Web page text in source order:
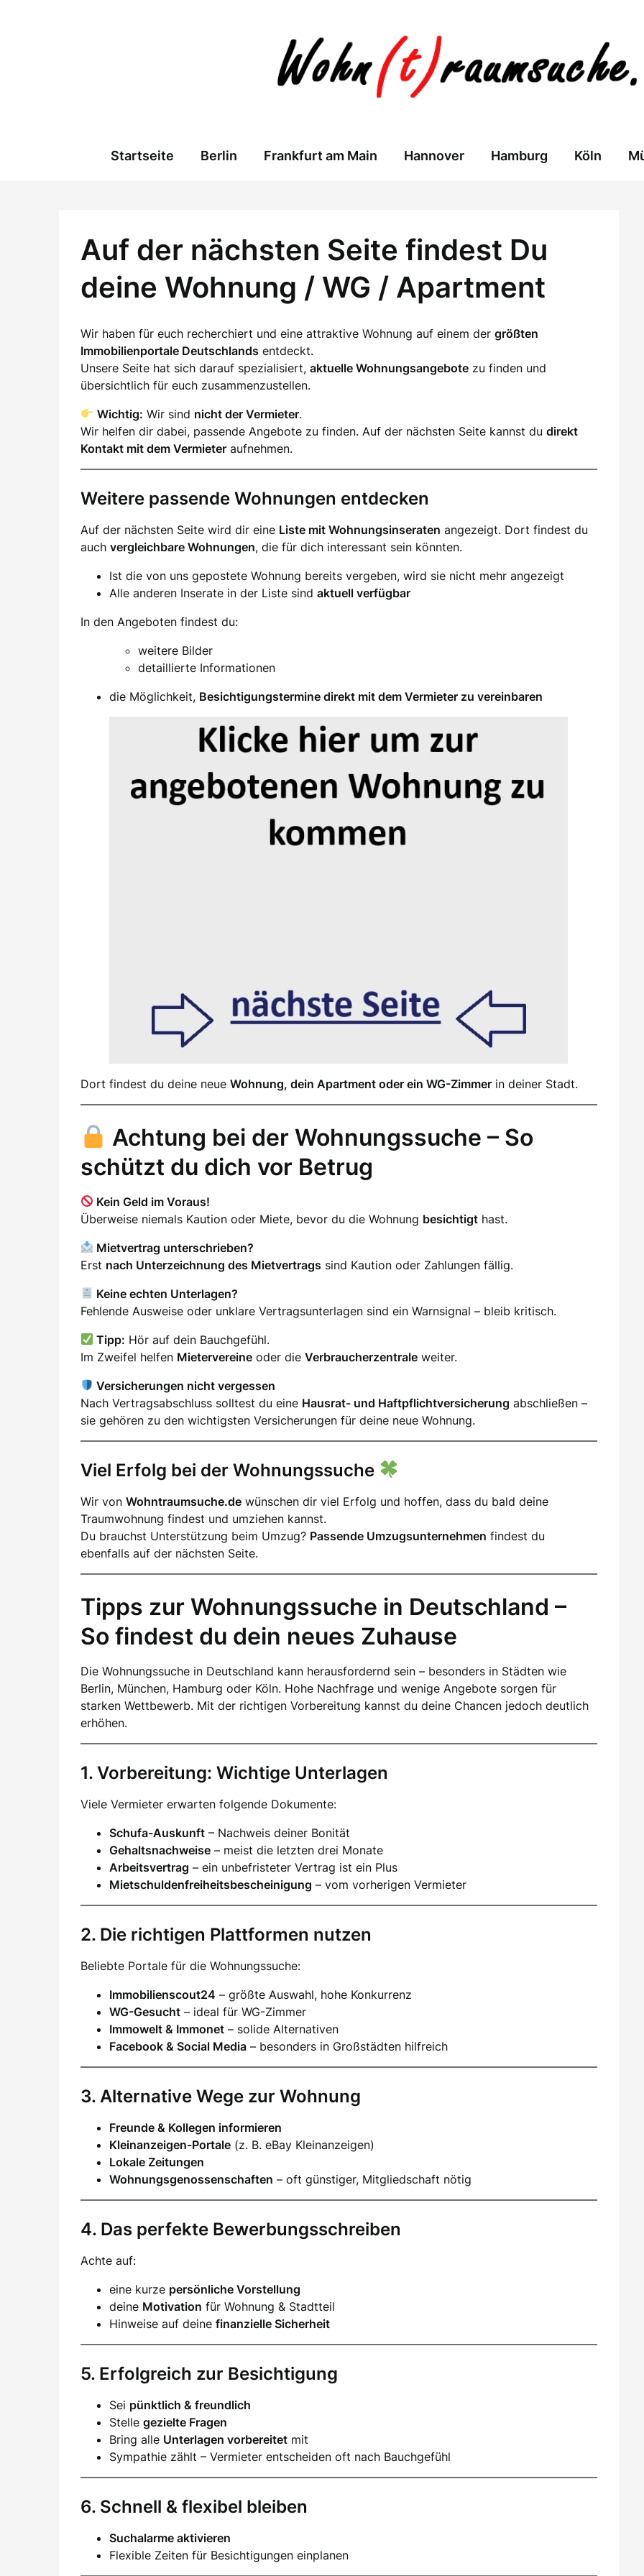
Startseite Berlin Frankfurt am Main Hannover Hamburg Köln
Auf der nächsten Seite findest Du
deine Wohnung / WG / Apartment
Wir haben für euch recherchiert und eine attraktive Wohnung auf einem der größten
Immobilienportale Deutschlands entdeckt.
Unsere Seite hat sich darauf spezialisiert, aktuelle Wohnungsangebote zu finden und
übersichtlich für euch zusammenzustellen.
Wichtig: Wir sind nicht der Vermieter.
Wir helfen dir dabei, passende Angebote zu finden. Auf der nächsten Seite kannst du direkt
Kontakt mit dem Vermieter aufnehmen.
Weitere passende Wohnungen entdecken
Auf der nächsten Seite wird dir eine Liste mit Wohnungsinseraten angezeigt. Dort findest du
auch vergleichbare Wohnungen, die für dich interessant sein könnten.
Ist die von uns gepostete Wohnung bereits vergeben, wird sie nicht mehr angezeigt
Alle anderen Inserate in der Liste sind aktuell verfügbar
In den Angeboten findest du:
weitere Bilder
detaillierte Informationen
die Möglichkeit, Besichtigungstermine direkt mit dem Vermieter zu vereinbaren
Dort findest du deine neue Wohnung, dein Apartment oder ein WG-Zimmer in deiner Stadt.
Achtung bei der Wohnungssuche – So
schützt du dich vor Betrug
Kein Geld im Voraus!
Überweise niemals Kaution oder Miete, bevor du die Wohnung besichtigt hast.
Mietvertrag unterschrieben?
Erst nach Unterzeichnung des Mietvertrags sind Kaution oder Zahlungen fällig.
Keine echten Unterlagen?
Fehlende Ausweise oder unklare Vertragsunterlagen sind ein Warnsignal – bleib kritisch.
Tipp: Hör auf dein Bauchgefühl.
Im Zweifel helfen Mietervereine oder die Verbraucherzentrale weiter.
Versicherungen nicht vergessen
Nach Vertragsabschluss solltest du eine Hausrat- und Haftpflichtversicherung abschließen –
sie gehören zu den wichtigsten Versicherungen für deine neue Wohnung.
Viel Erfolg bei der Wohnungssuche
Wir von Wohntraumsuche.de wünschen dir viel Erfolg und hoffen, dass du bald deine
Traumwohnung findest und umziehen kannst.
Du brauchst Unterstützung beim Umzug? Passende Umzugsunternehmen findest du
ebenfalls auf der nächsten Seite.
Tipps zur Wohnungssuche in Deutschland –
So findest du dein neues Zuhause
Die Wohnungssuche in Deutschland kann herausfordernd sein – besonders in Städten wie
Berlin, München, Hamburg oder Köln. Hohe Nachfrage und wenige Angebote sorgen für
starken Wettbewerb. Mit der richtigen Vorbereitung kannst du deine Chancen jedoch deutlich
erhöhen.
1. Vorbereitung: Wichtige Unterlagen
Viele Vermieter erwarten folgende Dokumente:
Schufa-Auskunft – Nachweis deiner Bonität
Gehaltsnachweise – meist die letzten drei Monate
Arbeitsvertrag – ein unbefristeter Vertrag ist ein Plus
Mietschuldenfreiheitsbescheinigung – vom vorherigen Vermieter
2. Die richtigen Plattformen nutzen
Beliebte Portale für die Wohnungssuche:
Immobilienscout24 – größte Auswahl, hohe Konkurrenz
WG-Gesucht – ideal für WG-Zimmer
Immowelt & Immonet – solide Alternativen
Facebook & Social Media – besonders in Großstädten hilfreich
3. Alternative Wege zur Wohnung
Freunde & Kollegen informieren
Kleinanzeigen-Portale (z. B. eBay Kleinanzeigen)
Lokale Zeitungen
Wohnungsgenossenschaften – oft günstiger, Mitgliedschaft nötig
4. Das perfekte Bewerbungsschreiben
Achte auf:
eine kurze persönliche Vorstellung
deine Motivation für Wohnung & Stadtteil
Hinweise auf deine finanzielle Sicherheit
5. Erfolgreich zur Besichtigung
Sei pünktlich & freundlich
Stelle gezielte Fragen
Bring alle Unterlagen vorbereitet mit
Sympathie zählt – Vermieter entscheiden oft nach Bauchgefühl
6. Schnell & flexibel bleiben
Suchalarme aktivieren
Flexible Zeiten für Besichtigungen einplanen